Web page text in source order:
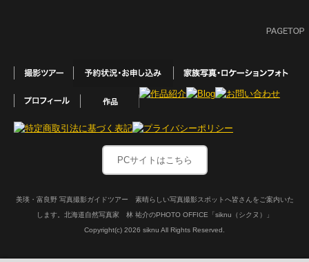
PCサイトはこちら
美瑛・富良野 写真撮影ガイドツアー 素晴らしい写真撮影スポットへ皆さんをご案内いた
します。北海道自然写真家 林 祐介のPHOTO OFFICE「siknu（シクヌ）」
Copyright(c) 2026 siknu All Rights Reserved.